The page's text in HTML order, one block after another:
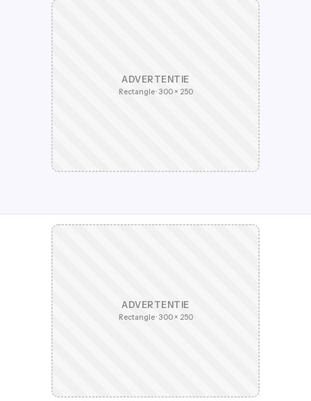
ADVERTENTIE
Rectangle · 300 × 250
ADVERTENTIE
Rectangle · 300 × 250